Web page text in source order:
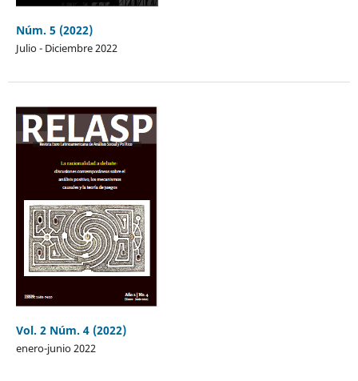
Núm. 5 (2022)
Julio - Diciembre 2022
Vol. 2 Núm. 4 (2022)
enero-junio 2022